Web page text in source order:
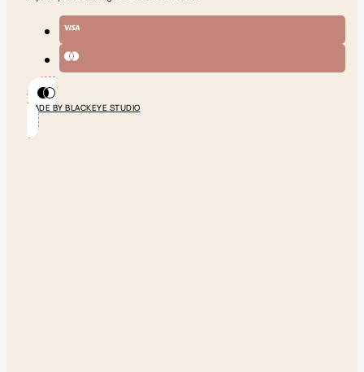
MADE BY BLACKEYE STUDIO